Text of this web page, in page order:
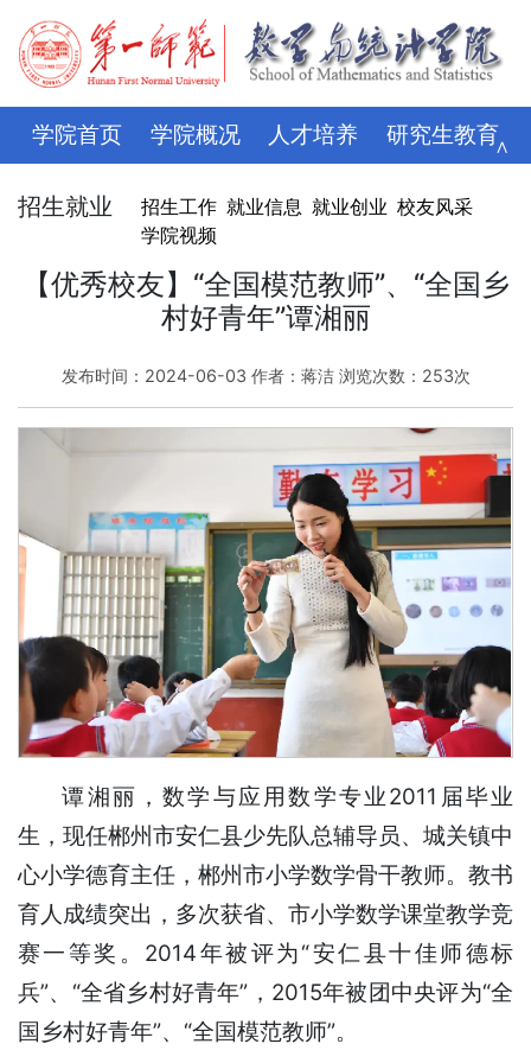
学院首页 学院概况 人才培养 研究生教育
学科科研 师资队伍 招生就业 党建思政
评建专栏
∧
招生就业 招生工作 就业信息 就业创业 校友风采
学院视频
【优秀校友】“全国模范教师”、“全国乡
村好青年”谭湘丽
发布时间：2024-06-03 作者：蒋洁 浏览次数： 253次
谭湘丽，数学与应用数学专业2011届毕业
生，现任郴州市安仁县少先队总辅导员、城关镇中
心小学德育主任，郴州市小学数学骨干教师。教书
育人成绩突出，多次获省、市小学数学课堂教学竞
赛一等奖。2014年被评为“安仁县十佳师德标
兵”、“全省乡村好青年”，2015年被团中央评为“全
国乡村好青年”、“全国模范教师”。